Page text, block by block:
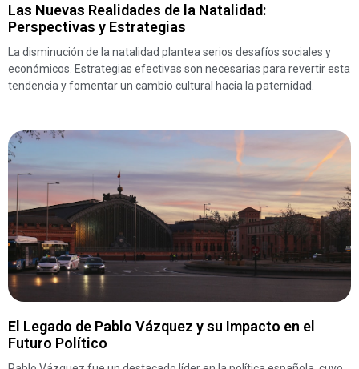
Las Nuevas Realidades de la Natalidad:
Perspectivas y Estrategias
La disminución de la natalidad plantea serios desafíos sociales y
económicos. Estrategias efectivas son necesarias para revertir esta
tendencia y fomentar un cambio cultural hacia la paternidad.
El Legado de Pablo Vázquez y su Impacto en el
Futuro Político